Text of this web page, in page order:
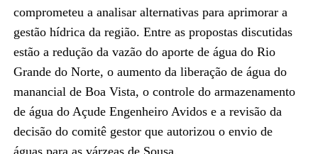
comprometeu a analisar alternativas para aprimorar a
gestão hídrica da região. Entre as propostas discutidas
estão a redução da vazão do aporte de água do Rio
Grande do Norte, o aumento da liberação de água do
manancial de Boa Vista, o controle do armazenamento
de água do Açude Engenheiro Avidos e a revisão da
decisão do comitê gestor que autorizou o envio de
águas para as várzeas de Sousa.